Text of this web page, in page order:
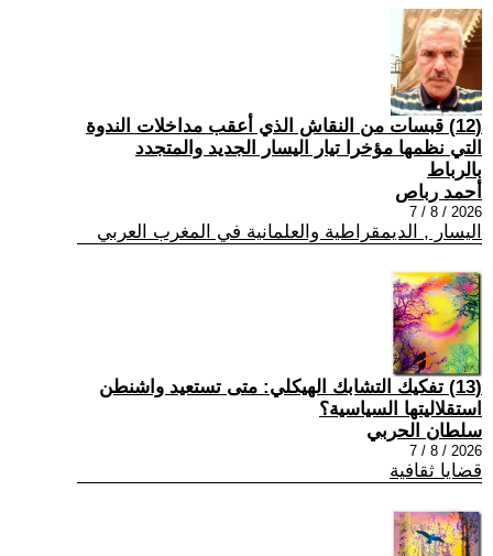
(12) قبسات من النقاش الذي أعقب مداخلات الندوة
التي نظمها مؤخرا تيار اليسار الجديد والمتجدد
بالرباط
أحمد رباص
2026 / 8 / 7
اليسار , الديمقراطية والعلمانية في المغرب العربي
(13) تفكيك التشابك الهيكلي: متى تستعيد واشنطن
استقلاليتها السياسية؟
سلطان الحربي
2026 / 8 / 7
قضايا ثقافية